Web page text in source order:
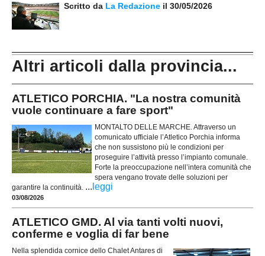
Scritto da La Redazione il 30/05/2026
Altri articoli dalla provincia...
ATLETICO PORCHIA. "La nostra comunità
vuole continuare a fare sport"
MONTALTO DELLE MARCHE. Attraverso un
comunicato ufficiale l’Atletico Porchia informa
che non sussistono più le condizioni per
proseguire l’attività presso l’impianto comunale.
Forte la preoccupazione nell’intera comunità che
spera vengano trovate delle soluzioni per
garantire la continuità. ... leggi
03/08/2026
ATLETICO GMD. Al via tanti volti nuovi,
conferme e voglia di far bene
Nella splendida cornice dello Chalet Antares di